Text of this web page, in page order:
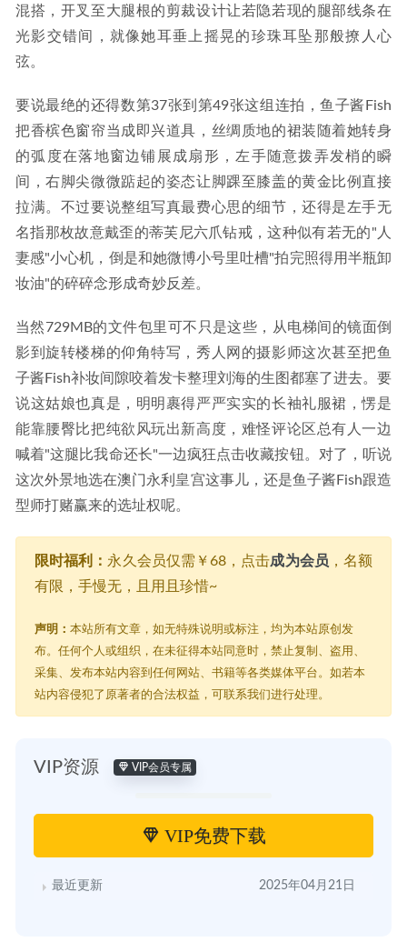
混搭，开叉至大腿根的剪裁设计让若隐若现的腿部线条在
光影交错间，就像她耳垂上摇晃的珍珠耳坠那般撩人心
弦。
要说最绝的还得数第37张到第49张这组连拍，鱼子酱Fish
把香槟色窗帘当成即兴道具，丝绸质地的裙装随着她转身
的弧度在落地窗边铺展成扇形，左手随意拨弄发梢的瞬
间，右脚尖微微踮起的姿态让脚踝至膝盖的黄金比例直接
拉满。不过要说整组写真最费心思的细节，还得是左手无
名指那枚故意戴歪的蒂芙尼六爪钻戒，这种似有若无的"人
妻感"小心机，倒是和她微博小号里吐槽"拍完照得用半瓶卸
妆油"的碎碎念形成奇妙反差。
当然729MB的文件包里可不只是这些，从电梯间的镜面倒
影到旋转楼梯的仰角特写，秀人网的摄影师这次甚至把鱼
子酱Fish补妆间隙咬着发卡整理刘海的生图都塞了进去。要
说这姑娘也真是，明明裹得严严实实的长袖礼服裙，愣是
能靠腰臀比把纯欲风玩出新高度，难怪评论区总有人一边
喊着"这腿比我命还长"一边疯狂点击收藏按钮。对了，听说
这次外景地选在澳门永利皇宫这事儿，还是鱼子酱Fish跟造
型师打赌赢来的选址权呢。
限时福利： 永久会员仅需￥68，点击成为会员 ，名额
有限，手慢无，且用且珍惜~
声明： 本站所有文章，如无特殊说明或标注，均为本站原创发
布。任何个人或组织，在未征得本站同意时，禁止复制、盗用、
采集、发布本站内容到任何网站、书籍等各类媒体平台。如若本
站内容侵犯了原著者的合法权益，可联系我们进行处理。
VIP资源 VIP会员专属
VIP免费下载
最近更新 2025年04月21日